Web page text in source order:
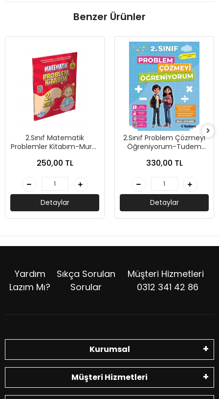
Benzer Ürünler
2.Sınıf Matematik
Problemler Kitabım-Murat
250,00 TL
Detaylar
2.Sınıf Problem Çözmeyi
Öğreniyorum-Tudem
330,00 TL
Detaylar
Yardım
Lazım Mı?
Sıkça Sorulan
Sorular
Müşteri Hizmetleri
0312 341 42 86
Kurumsal
Müşteri Hizmetleri